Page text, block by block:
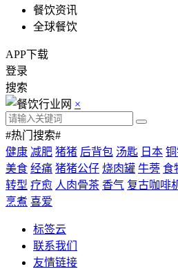
餐饮资讯
全球餐饮
APP下载
登录
搜索
×
#热门搜索#
健康 减肥 猪猪 后背包 汤匙 日本
美食 经痛 猪猪公仔 烧肉罐 牛蒡 食
转型 疗愈 人肉骨茶 香气 复古咖啡
烹煮 喜爱
标签云
联系我们
友情链接